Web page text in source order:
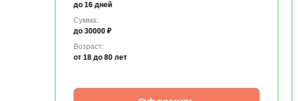
до 16 дней
Сумма:
до 30000 ₽
Возраст:
от 18 до 80 лет